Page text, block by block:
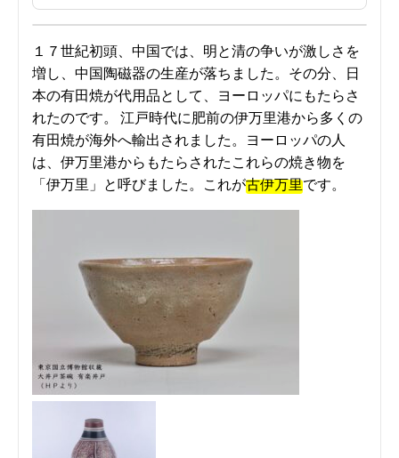
１７世紀初頭、中国では、明と清の争いが激しさを
増し、中国陶磁器の生産が落ちました。その分、日
本の有田焼が代用品として、ヨーロッパにもたらさ
れたのです。 江戸時代に肥前の伊万里港から多くの
有田焼が海外へ輸出されました。ヨーロッパの人
は、伊万里港からもたらされたこれらの焼き物を
「伊万里」と呼びました。これが古伊万里です。